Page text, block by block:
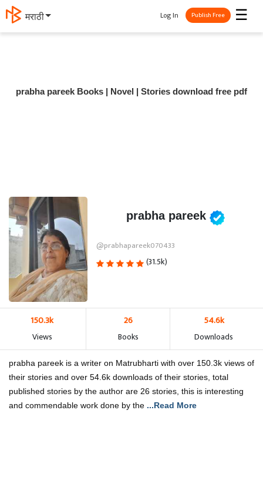
मराठी ☰
Log In Publish Free
prabha pareek Books | Novel | Stories download free pdf
prabha pareek
@prabhapareek070433
(31.5k)
150.3k
Views
26
Books
54.6k
Downloads
prabha pareek is a writer on Matrubharti with over 150.3k views of
their stories and over 54.6k downloads of their stories, total
published stories by the author are 26 stories, this is interesting
and commendable work done by the ...Read More